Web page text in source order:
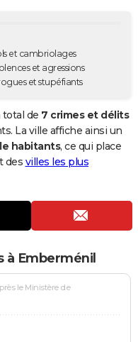
et cambriolages
et agressions
et stupéfiants
de 7 crimes et délits
La ville affiche ainsi un
habitants, ce qui place
des villes les plus
à Emberménil
le Ministère de